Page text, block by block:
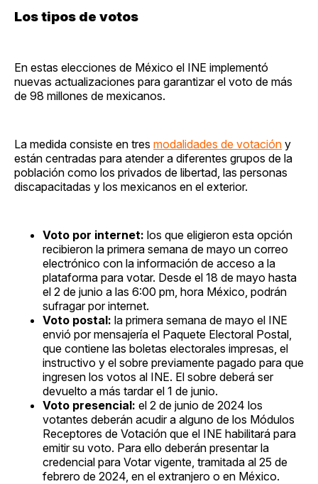
Los tipos de votos
En estas elecciones de México el INE implementó
nuevas actualizaciones para garantizar el voto de más
de 98 millones de mexicanos.
La medida consiste en tres modalidades de votación y
están centradas para atender a diferentes grupos de la
población como los privados de libertad, las personas
discapacitadas y los mexicanos en el exterior.
Voto por internet: los que eligieron esta opción
recibieron la primera semana de mayo un correo
electrónico con la información de acceso a la
plataforma para votar. Desde el 18 de mayo hasta
el 2 de junio a las 6:00 pm, hora México, podrán
sufragar por internet.
Voto postal: la primera semana de mayo el INE
envió por mensajería el Paquete Electoral Postal,
que contiene las boletas electorales impresas, el
instructivo y el sobre previamente pagado para que
ingresen los votos al INE. El sobre deberá ser
devuelto a más tardar el 1 de junio.
Voto presencial: el 2 de junio de 2024 los
votantes deberán acudir a alguno de los Módulos
Receptores de Votación que el INE habilitará para
emitir su voto. Para ello deberán presentar la
credencial para Votar vigente, tramitada al 25 de
febrero de 2024, en el extranjero o en México.